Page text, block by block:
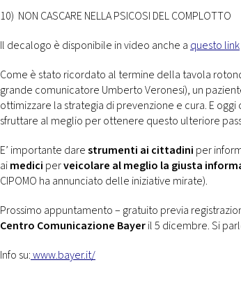
10) NON CASCARE NELLA PSICOSI DEL COMPLOTTO
Il decalogo è disponibile in video anche a questo link
Come è stato ricordato al termine della tavola
grande comunicatore Umberto Veronesi), un
ottimizzare la strategia di prevenzione e cura. E
sfruttare al meglio per ottenere questo ulteriore
E’ importante darestrumenti ai cittadini per
aimedici perveicolare al meglio la giusta
CIPOMO ha annunciato delle iniziative mirate).
Prossimo appuntamento – gratuito previa
Centro Comunicazione Bayeril 5 dicembre. Si
Info su:www.bayer.it/